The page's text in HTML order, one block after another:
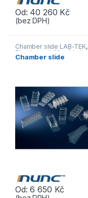
Od: 40 260 Kč
(bez DPH)
Tento produkt má
Chamber slide LAB-TEK,
Plastik pro tkáňové
Chamber slide
Od:6 650 Kč